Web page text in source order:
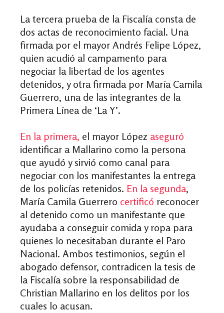
La tercera prueba de la Fiscalía consta de
dos actas de reconocimiento facial. Una
firmada por el mayor Andrés Felipe López,
quien acudió al campamento para
negociar la libertad de los agentes
detenidos, y otra firmada por María Camila
Guerrero, una de las integrantes de la
Primera Línea de ‘La Y’.
En la primera, el mayor López aseguró
identificar a Mallarino como la persona
que ayudó y sirvió como canal para
negociar con los manifestantes la entrega
de los policías retenidos. En la segunda,
María Camila Guerrero certificó reconocer
al detenido como un manifestante que
ayudaba a conseguir comida y ropa para
quienes lo necesitaban durante el Paro
Nacional. Ambos testimonios, según el
abogado defensor, contradicen la tesis de
la Fiscalía sobre la responsabilidad de
Christian Mallarino en los delitos por los
cuales lo acusan.